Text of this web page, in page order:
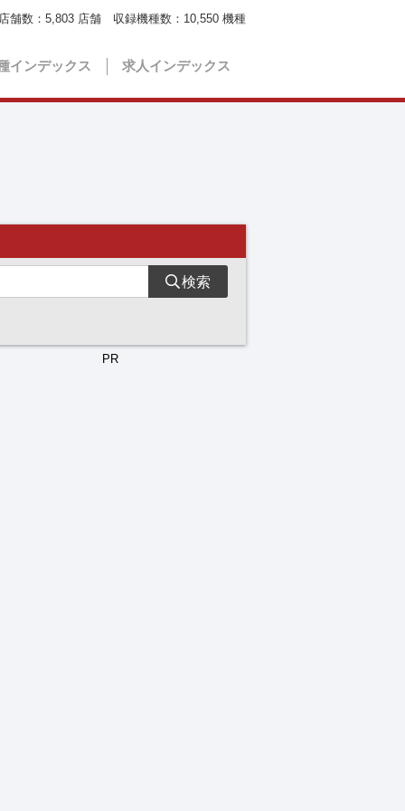
インデックス 求人インデックス
舗数： 5,803 店舗 収録機種数： 10,550 機種
検索
PR